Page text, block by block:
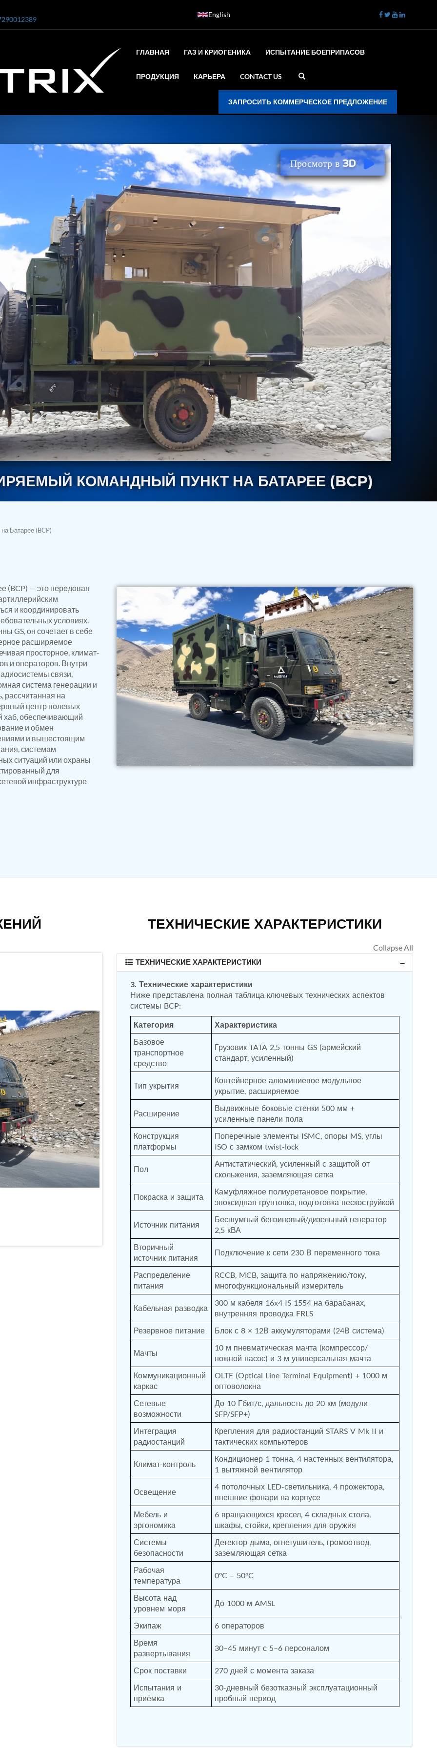
English
ГЛАВНАЯ ГАЗ И КРИОГЕНИКА ИСПЫТАНИЕ БОЕПРИПАСОВ
ПРОДУКЦИЯ КАРЬЕРА CONTACT US
ЗАПРОСИТЬ КОММЕРЧЕСКОЕ ПРЕДЛОЖЕНИЕ
ENGINEERING SINGAPORE
ADANI DEFENCE
For Lhb Coaches
Facility
Controller in Aircraft Engines
Versions)
MT)
Просмотр в 3D
КОМАНДНЫЙ ПУНКТ НА БАТАРЕЕ (BCP)
Батарее (BCP)
(BCP) — это передовая
и координировать
условиях.
GS, он сочетает в себе
расширяемое
просторное, климат-
и операторов. Внутри
связи,
система генерации и
рассчитанная на
центр полевых
хаб, обеспечивающий
и обмен
и вышестоящим
системам
ситуаций или охраны
для
инфраструктуре
ТЕХНИЧЕСКИЕ ХАРАКТЕРИСТИКИ
ТЕХНИЧЕСКИЕ ХАРАКТЕРИСТИКИ
3. Технические характеристики
Ниже представлена полная таблица ключевых технических аспектов
Категория
Характеристика
Базовое
транспортное
средство
Грузовик TATA 2,5 тонны GS (армейский
стандарт, усиленный)
Тип укрытия
Контейнерное алюминиевое модульное
укрытие, расширяемое
Расширение
Выдвижные боковые стенки 500 мм +
усиленные панели пола
Конструкция
платформы
Поперечные элементы ISMC, опоры MS, углы
ISO с замком twist-lock
Пол
Антистатический, усиленный с защитой от
скольжения, заземляющая сетка
Покраска и защита
Камуфляжное полиуретановое покрытие,
эпоксидная грунтовка, подготовка пескоструйкой
Источник питания
Бесшумный бензиновый/дизельный генератор
2,5 кВА
Вторичный
источник питания
Подключение к сети 230 В переменного тока
Распределение
питания
RCCB, MCB, защита по напряжению/току,
многофункциональный измеритель
Кабельная разводка
300 м кабеля 16x4 IS 1554 на барабанах,
внутренняя проводка FRLS
Резервное питание
Блок с 8 × 12В аккумуляторами (24В система)
Мачты
10 м пневматическая мачта (компрессор/
ножной насос) и 3 м универсальная мачта
Коммуникационный
каркас
OLTE (Optical Line Terminal Equipment) + 1000 м
оптоволокна
Сетевые
возможности
До 10 Гбит/с, дальность до 20 км (модули
SFP/SFP+)
Интеграция
радиостанций
Крепления для радиостанций STARS V Mk II и
тактических компьютеров
Климат-контроль
Кондиционер 1 тонна, 4 настенных вентилятора,
1 вытяжной вентилятор
Освещение
4 потолочных LED-светильника, 4 прожектора,
внешние фонари на корпусе
Мебель и
эргономика
6 вращающихся кресел, 4 складных стола,
шкафы, стойки, крепления для оружия
Системы
безопасности
Детектор дыма, огнетушитель, громоотвод,
заземляющая сетка
Рабочая
температура
0°C – 50°C
Высота над
уровнем моря
До 1000 м AMSL
Экипаж
6 операторов
Время
развертывания
30–45 минут с 5–6 персоналом
Срок поставки
270 дней с момента заказа
Испытания и
приёмка
30-дневный безотказный эксплуатационный
пробный период